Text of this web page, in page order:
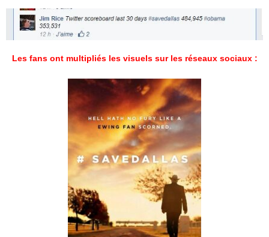
Les fans ont multipliés les visuels sur les réseaux sociaux :